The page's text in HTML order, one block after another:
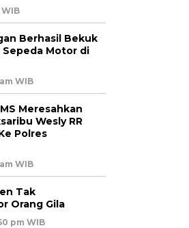
WIB
Berhasil Bekuk
Motor di
WIB
Meresahkan
Wesly RR
Polres
WIB
Tak
Orang Gila
pm WIB